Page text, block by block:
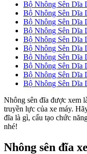
Bộ Nhông Sên Dĩa
Bộ Nhông Sên Dĩa
Bộ Nhông Sên Dĩa
Bộ Nhông Sên Dĩa
Bộ Nhông Sên Dĩa
Bộ Nhông Sên Dĩa
Bộ Nhông Sên Dĩa
Bộ Nhông Sên Dĩa
Bộ Nhông Sên Dĩa
Bộ Nhông Sên Dĩa
Nhông sên đĩa được xem
truyền lực của xe máy.
đĩa là gì, cấu tạo chức
nhé!
Nhông sên đĩa